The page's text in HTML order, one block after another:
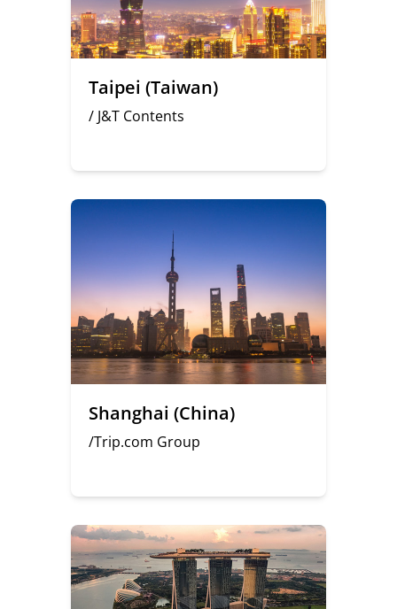
Taipei (Taiwan)
/ J&T Contents
Shanghai (China)
/Trip.com Group